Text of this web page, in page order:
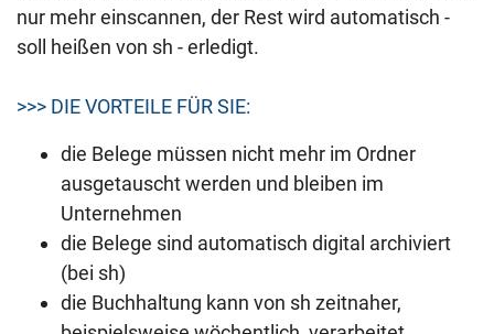
nur mehr einscannen, der Rest wird automatisch -
soll heißen von sh - erledigt.
>>> DIE VORTEILE FÜR SIE:
die Belege müssen nicht mehr im Ordner
ausgetauscht werden und bleiben im
Unternehmen
die Belege sind automatisch digital archiviert
(bei sh)
die Buchhaltung kann von sh zeitnaher,